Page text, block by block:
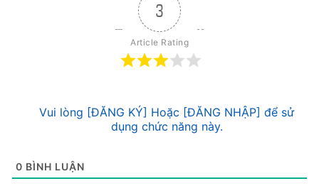
3
Article Rating
Vui lòng [ĐĂNG KÝ] Hoặc [ĐĂNG NHẬP] để sử
dụng chức năng này.
0 BÌNH LUẬN